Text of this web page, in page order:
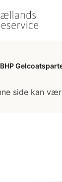
BHP
side kan